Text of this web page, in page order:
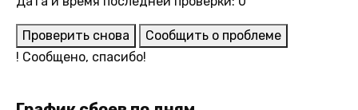
Проверить снова
Сообщить о проблеме
! Сообщено, спасибо!